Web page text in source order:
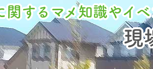
関するマメ知識やイ
現